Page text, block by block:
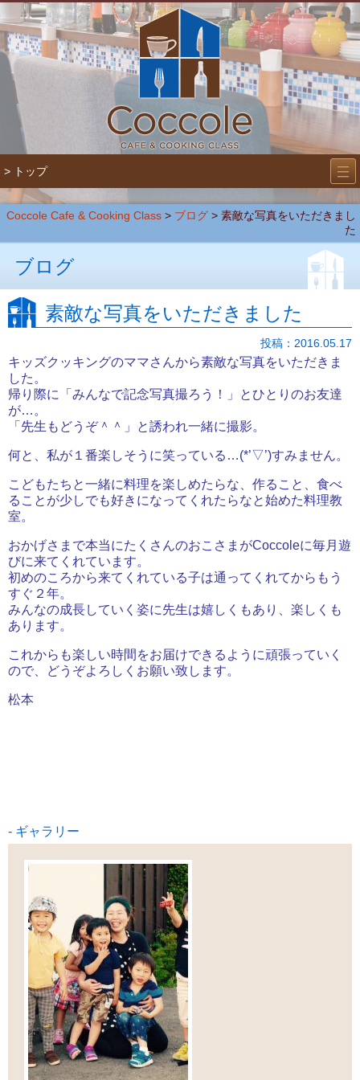
> トップ ―
―
―
Coccole Cafe & Cooking Class > ブログ > 素敵な写真をいただきまし
た
ブログ
素敵な写真をいただきました
投稿：2016.05.17
キッズクッキングのママさんから素敵な写真をいただきま
した。
帰り際に「みんなで記念写真撮ろう！」とひとりのお友達
が…。
「先生もどうぞ＾＾」と誘われ一緒に撮影。
何と、私が１番楽しそうに笑っている…(*’▽’)すみません。
こどもたちと一緒に料理を楽しめたらな、作ること、食べ
ることが少しでも好きになってくれたらなと始めた料理教
室。
おかげさまで本当にたくさんのおこさまがCoccoleに毎月遊
びに来てくれています。
初めのころから来てくれている子は通ってくれてからもう
すぐ２年。
みんなの成長していく姿に先生は嬉しくもあり、楽しくも
あります。
これからも楽しい時間をお届けできるように頑張っていく
ので、どうぞよろしくお願い致します。
松本
ギャラリー